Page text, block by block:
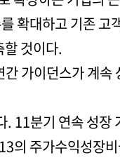
확대하고 기존 고
것이다.
가이던스가 계
11분기 연속 성
의 주가수익성장